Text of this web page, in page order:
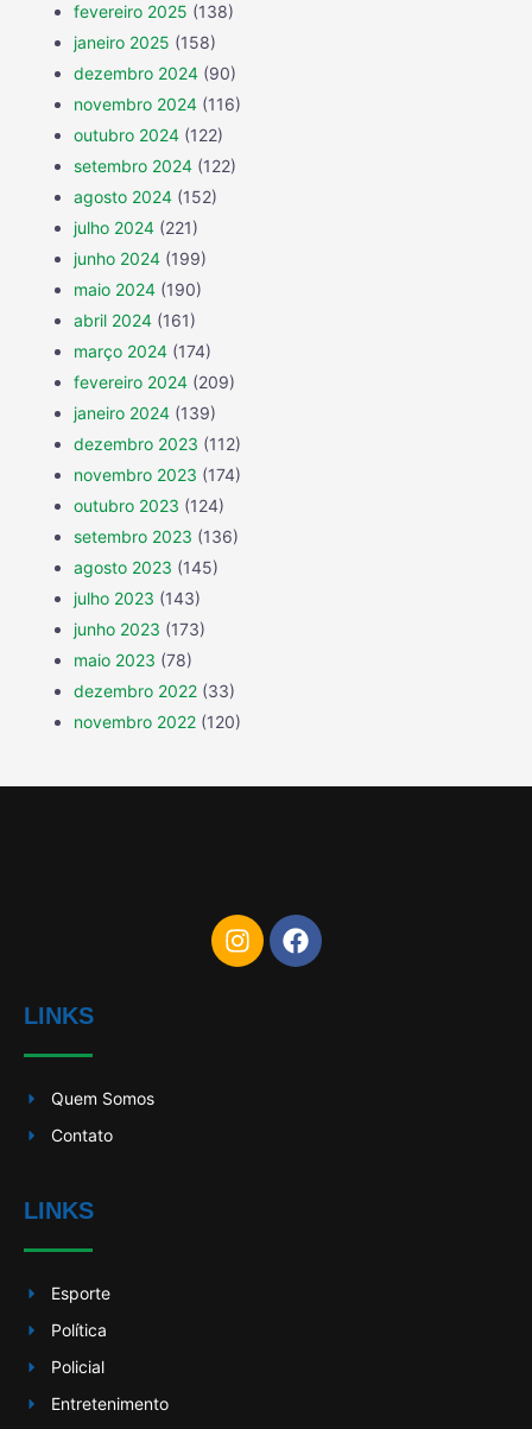
fevereiro 2025 (138)
janeiro 2025 (158)
dezembro 2024 (90)
novembro 2024 (116)
outubro 2024 (122)
setembro 2024 (122)
agosto 2024 (152)
julho 2024 (221)
junho 2024 (199)
maio 2024 (190)
abril 2024 (161)
março 2024 (174)
fevereiro 2024 (209)
janeiro 2024 (139)
dezembro 2023 (112)
novembro 2023 (174)
outubro 2023 (124)
setembro 2023 (136)
agosto 2023 (145)
julho 2023 (143)
junho 2023 (173)
maio 2023 (78)
dezembro 2022 (33)
novembro 2022 (120)
LINKS
Quem Somos
Contato
LINKS
Esporte
Política
Policial
Entretenimento